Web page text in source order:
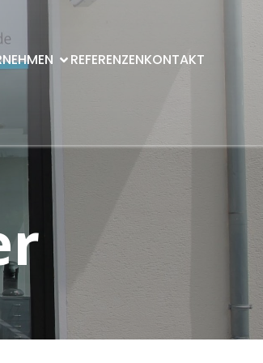
REFERENZENKONTAKT